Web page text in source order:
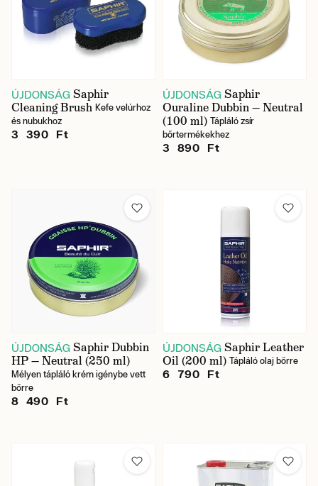
ÚJDONSÁG Saphir
Cleaning Brush Kefe velúrhoz
és nubukhoz
3 390 Ft
ÚJDONSÁG Saphir
Ouraline Dubbin — Neutral
(100 ml) Tápláló zsír
bőrtermékekhez
3 890 Ft
ÚJDONSÁG Saphir Dubbin
HP — Neutral (250 ml)
Mélyen tápláló krém igénybe vett
bőrre
8 490 Ft
ÚJDONSÁG Saphir Leather
Oil (200 ml) Tápláló olaj bőrre
6 790 Ft